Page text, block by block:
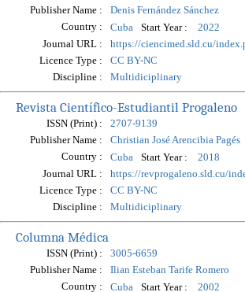
Publisher Name :
Denis Fernández Sánchez
Country :
Cuba Start Year :
2022
Journal URL :
https://ciencimed.sld.cu/
Licence Type :
CC BY-NC
Discipline :
Multidiciplinary
Revista Científico-Estudiantil Progaleno
ISSN (Print) :
2707-9139
Publisher Name :
Christian José Arencibia Pagés
Country :
Cuba Start Year :
2018
Journal URL :
https://revprogaleno.sld.cu/
Licence Type :
CC BY-NC
Discipline :
Multidiciplinary
Columna Médica
ISSN (Print) :
3005-6659
Publisher Name :
Ilian Esteban Tarife Romero
Country :
Cuba Start Year :
2002